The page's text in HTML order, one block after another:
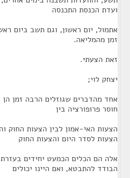
ועדת הכנסת התכנסה
אתמול, יום ראשון, וגם תשב ביום
זמן מהמליאה.
זאת הצעתי.
יצחק לוי;
אחד מהדברים שגוזלים הרבה זמן
חוסר פרופורציה בין
הצעות האי-אמון לבין הצעות החוק
הצעות לסדר היום והצעות החוק
אלה הם הכלים הכמעט יחידים
הבודד להתבטא, ואם היינו יכולים